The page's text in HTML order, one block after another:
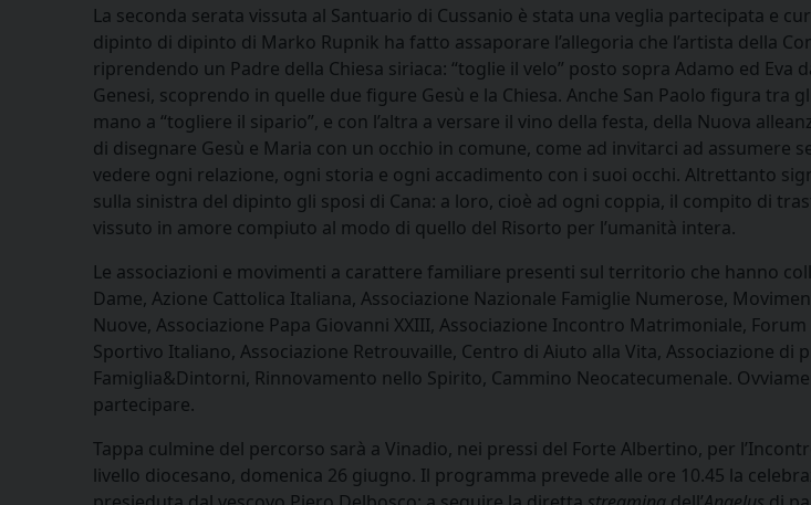
La seconda serata vissuta al Santuario di Cussanio è stata una veglia partecipata e
dipinto di dipinto di Marko Rupnik ha fatto assaporare l’allegoria che l’artista della
riprendendo un Padre della Chiesa siriaca: “toglie il velo” posto sopra Adamo ed Eva
Genesi, scoprendo in quelle due figure Gesù e la Chiesa. Anche San Paolo figura tra
mano a “togliere il sipario”, e con l’altra a versare il vino della festa, della Nuova
di disegnare Gesù e Maria con un occhio in comune, come ad invitarci ad assumere
vedere ogni relazione, ogni storia e ogni accadimento con i suoi occhi. Altrettanto
sulla sinistra del dipinto gli sposi di Cana: a loro, cioè ad ogni coppia, il compito di
vissuto in amore compiuto al modo di quello del Risorto per l’umanità intera.
Le associazioni e movimenti a carattere familiare presenti sul territorio che hanno
Dame, Azione Cattolica Italiana, Associazione Nazionale Famiglie Numerose,
Nuove, Associazione Papa Giovanni XXIII, Associazione Incontro Matrimoniale,
Sportivo Italiano, Associazione Retrouvaille, Centro di Aiuto alla Vita, Associazione di
Famiglia&Dintorni, Rinnovamento nello Spirito, Cammino Neocatecumenale.
partecipare.
Tappa culmine del percorso sarà a Vinadio, nei pressi del Forte Albertino, per
livello diocesano, domenica 26 giugno. Il programma prevede alle ore 10.45 la